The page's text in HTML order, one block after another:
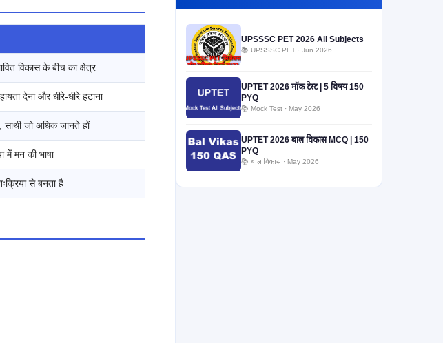
विकास के बीच का क्षेत्र
देना और धीरे-धीरे हटाना
साथी जो अधिक जानते हों
में मन की भाषा
से बनता है
UPSSSC PET 2026 All Subjects
📚 UPSSSC PET · Jun 2026
UPTET 2026 मॉक टेस्ट | 5 विषय 150
PYQ
📚 Mock Test · May 2026
UPTET 2026 बाल विकास MCQ | 150
PYQ
📚 बाल विकास · May 2026